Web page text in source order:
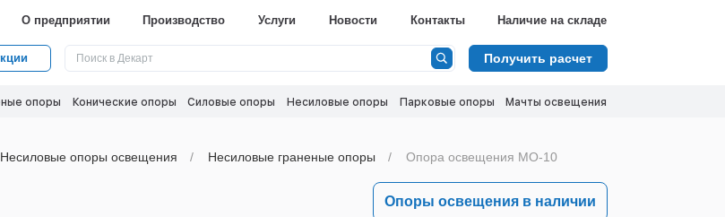
О предприятии Производство Услуги Новости Контакты Наличие на складе
Получить расчет
опоры Конические опоры Силовые опоры Несиловые опоры Парковые опоры Мачты освещения
Несиловые опоры освещения Несиловые граненые опоры Опора освещения МО-10
Опоры освещения в наличии